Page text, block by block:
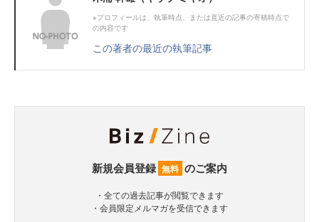
※プロフィールは、執筆時点、または直近の記事の寄稿時点で
の内容です
この著者の最近の執筆記事
新規会員登録 無料 のご案内
・全ての過去記事が閲覧できます
・会員限定メルマガを受信できます